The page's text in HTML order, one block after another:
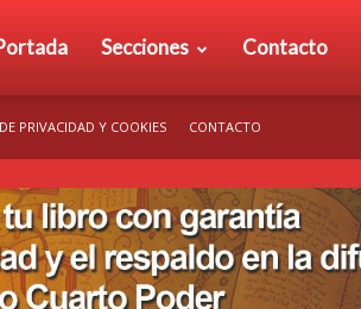
Secciones Contacto
PRIVACIDAD Y COOKIES CONTACTO